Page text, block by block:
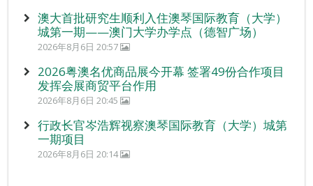
澳大首批研究生顺利入住澳琴国际教育（大学）
城第一期——澳门大学办学点（德智广场）
2026年8月6日 20:57
2026粤澳名优商品展今开幕 签署49份合作项目
发挥会展商贸平台作用
2026年8月6日 20:45
行政长官岑浩辉视察澳琴国际教育（大学）城第
一期项目
2026年8月6日 20:14